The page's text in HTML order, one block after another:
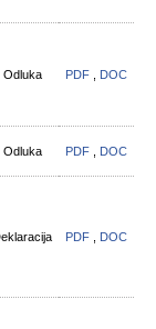
Odluka PDF DOC
Odluka PDF DOC
PDF DOC